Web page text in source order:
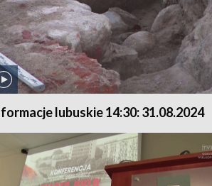
lubuskie 14:30: 31.08.2024